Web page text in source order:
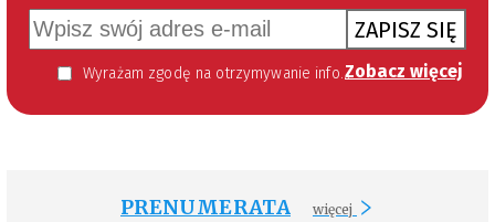
ZAPISZ SIĘ
Wyrażam zgodę na otrzymywanie informacji handlowej kierowanej do mnie za pomocą środków komunikacji elektronicznej w szczególności poczty elektronicznej zgodnie z przepisem art. 10 ust 2 ustawy z dnia 18 lipca 2002 roku o świadczeniu usług drogą elektroniczną (Dz. U. 144 z 2002 r. poz. 1204). Zgoda jest dobrowolna, jednak jej wyrażenie jest konieczne, aby otrzymywać newsletter. Zobacz więcej
PRENUMERATA więcej